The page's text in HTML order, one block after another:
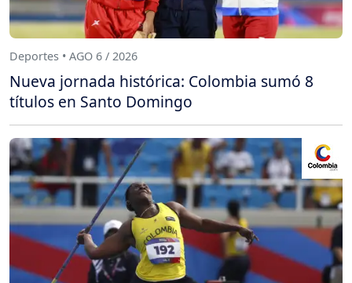
Deportes • AGO 6 / 2026
Nueva jornada histórica: Colombia sumó 8
títulos en Santo Domingo